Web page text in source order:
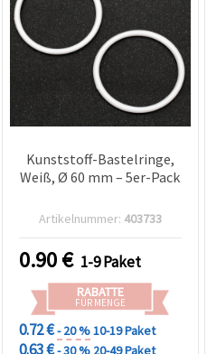
Kunststoff-Bastelringe,
Weiß, Ø 60 mm – 5er-Pack
Artikelnummer: 403733
0.90€ 1-9 Paket
RABATTE
FÜR MENGE
0.72 €- 20 %10-19 Paket
0.63 €- 30 % 20-49 Paket